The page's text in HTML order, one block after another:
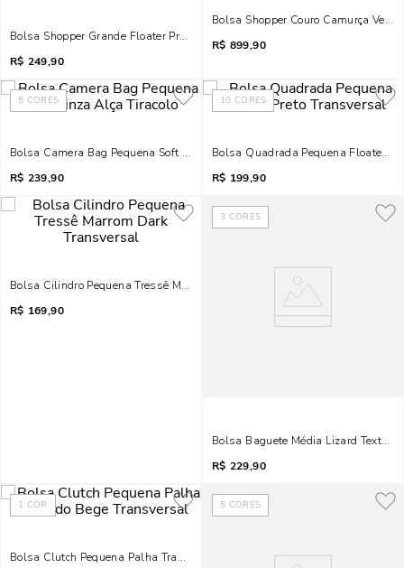
Bolsa Shopper Grande Floater Preta E Marrom Texturizada
R$ 249,90
Bolsa Shopper Couro Camurça
R$ 899,90
5 CORES
Bolsa Camera Bag Pequena Soft Cinza Alça Tiracolo
R$ 239,90
10 CORES
Bolsa Quadrada Pequena Floater
R$ 199,90
Bolsa Cilindro Pequena Tressê Marrom Dark Transversal
R$ 169,90
3 CORES
Bolsa Baguete Média Lizard
R$ 229,90
1 COR
Bolsa Clutch Pequena Palha Tramado Bege Transversal
5 CORES